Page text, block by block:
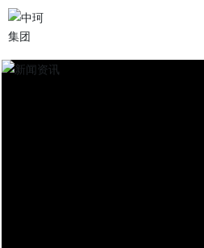
网站首页